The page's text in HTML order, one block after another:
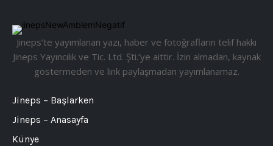
Jineps’te yayımlanan yazı, haber ve fotoğrafların telif hakkı
Jineps Yayıncılık ve Tic. Ltd. Şti.’ye aittir. İzin almadan, kaynak
göstermeden ve link paylaşmadan yayımlanamaz.
Jineps – Başlarken
Jineps – Anasayfa
Künye